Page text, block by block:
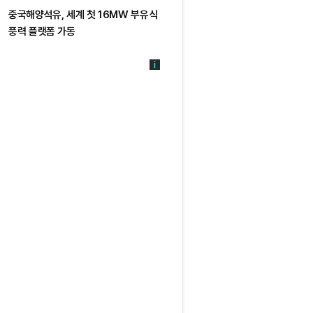
중국해양석유, 세계 첫 16MW 부유식
풍력 플랫폼 가동